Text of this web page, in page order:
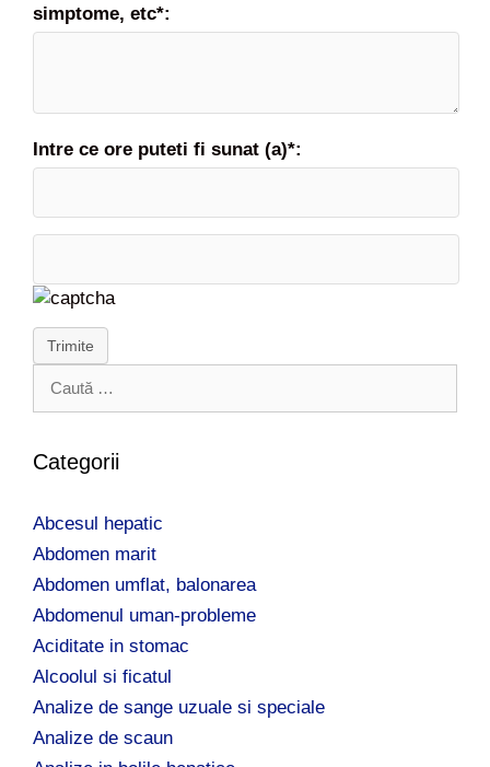
simptome, etc*:
Intre ce ore puteti fi sunat (a)*:
Trimite
t
u
p
ă
:
Categorii
Abcesul hepatic
Abdomen marit
Abdomen umflat, balonarea
Abdomenul uman-probleme
Aciditate in stomac
Alcoolul si ficatul
Analize de sange uzuale si speciale
Analize de scaun